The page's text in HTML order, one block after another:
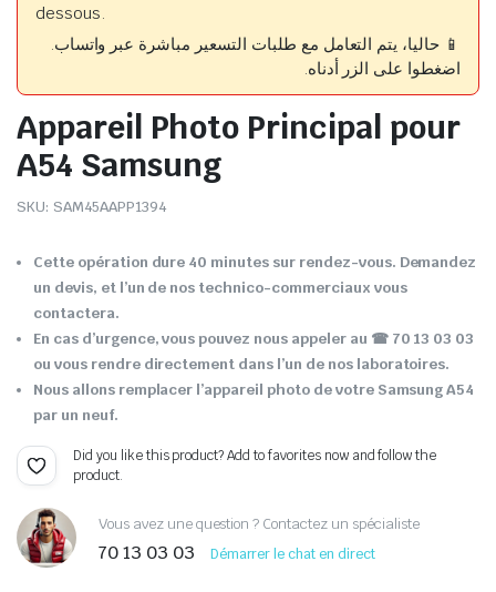
dessous.
📱 حاليا، يتم التعامل مع طلبات التسعير مباشرة عبر واتساب.
اضغطوا على الزر أدناه.
Appareil Photo Principal pour
A54 Samsung
SKU: SAM45AAPP1394
Cette opération dure 40 minutes sur rendez-vous. Demandez
un devis, et l’un de nos technico-commerciaux vous
contactera.
En cas d’urgence, vous pouvez nous appeler au ☎ 70 13 03 03
ou vous rendre directement dans l’un de nos laboratoires.
Nous allons remplacer l’appareil photo de votre Samsung A54
par un neuf.
Did you like this product? Add to favorites now and follow the
product.
Vous avez une question ? Contactez un spécialiste
70 13 03 03 Démarrer le chat en direct